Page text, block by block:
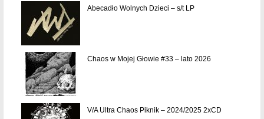
Abecadło Wolnych Dzieci – s/t LP
Chaos w Mojej Głowie #33 – lato 2026
V/A Ultra Chaos Piknik – 2024/2025 2xCD